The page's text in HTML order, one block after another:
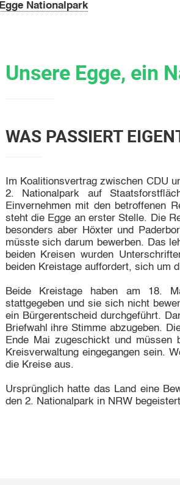
Egge Nationalpark
Unsere Egge, ein
WAS PASSIERT
Im Koalitionsvertrag zwischen CDU
2. Nationalpark auf
Einvernehmen mit den betroffenen
steht die Egge an erster Stelle. Die
besonders aber Höxter und
müsste sich darum bewerben. Das
beiden Kreisen wurden
beiden Kreistage auffordert, sich um
Beide Kreistage haben am 18.
stattgegeben und sie sich nicht
ein Bürgerentscheid durchgeführt.
Briefwahl ihre Stimme abzugeben.
Ende Mai zugeschickt und
Kreisverwaltung eingegangen sein.
die Kreise aus.
Ursprünglich hatte das Land eine
den 2. Nationalpark in NRW